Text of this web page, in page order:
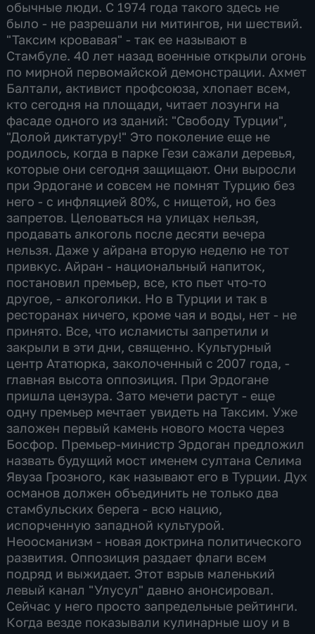
обычные люди. С 1974 года такого здесь не
было - не разрешали ни митингов, ни шествий.
"Таксим кровавая" - так ее называют в
Стамбуле. 40 лет назад военные открыли огонь
по мирной первомайской демонстрации. Ахмет
Балтали, активист профсоюза, хлопает всем,
кто сегодня на площади, читает лозунги на
фасаде одного из зданий: "Свободу Турции",
"Долой диктатуру!" Это поколение еще не
родилось, когда в парке Гези сажали деревья,
которые они сегодня защищают. Они выросли
при Эрдогане и совсем не помнят Турцию без
него - с инфляцией 80%, с нищетой, но без
запретов. Целоваться на улицах нельзя,
продавать алкоголь после десяти вечера
нельзя. Даже у айрана вторую неделю не тот
привкус. Айран - национальный напиток,
постановил премьер, все, кто пьет что-то
другое, - алкоголики. Но в Турции и так в
ресторанах ничего, кроме чая и воды, нет - не
принято. Все, что исламисты запретили и
закрыли в эти дни, священно. Культурный
центр Ататюрка, заколоченный с 2007 года, -
главная высота оппозиция. При Эрдогане
пришла цензура. Зато мечети растут - еще
одну премьер мечтает увидеть на Таксим. Уже
заложен первый камень нового моста через
Босфор. Премьер-министр Эрдоган предложил
назвать будущий мост именем султана Селима
Явуза Грозного, как называют его в Турции. Дух
османов должен объединить не только два
стамбульских берега - всю нацию,
испорченную западной культурой.
Неоосманизм - новая доктрина политического
развития. Оппозиция раздает флаги всем
подряд и выжидает. Этот взрыв маленький
левый канал "Улусул" давно анонсировал.
Сейчас у него просто запредельные рейтинги.
Когда везде показывали кулинарные шоу и в